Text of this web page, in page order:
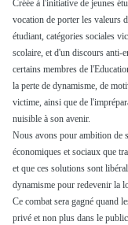
Créée à l'initiative de jeunes
vocation de porter les valeurs
étudiant, catégories sociales
scolaire, et d'un discours anti-
certains membres de
la perte de dynamisme, de
victime, ainsi que de
nuisible à son avenir.
Nous avons pour ambition de
économiques et sociaux que
et que ces solutions sont
dynamisme pour redevenir la
Ce combat sera gagné quand
privé et non plus dans le